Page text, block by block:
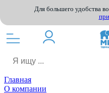
Для большего удобства
Главная
О компании